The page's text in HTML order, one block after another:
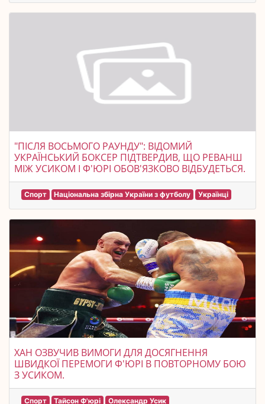
"ПІСЛЯ ВОСЬМОГО РАУНДУ": ВІДОМИЙ
УКРАЇНСЬКИЙ БОКСЕР ПІДТВЕРДИВ, ЩО РЕВАНШ
МІЖ УСИКОМ І Ф'ЮРІ ОБОВ'ЯЗКОВО ВІДБУДЕТЬСЯ.
Спорт Національна збірна України з футболу Українці
ХАН ОЗВУЧИВ ВИМОГИ ДЛЯ ДОСЯГНЕННЯ
ШВИДКОЇ ПЕРЕМОГИ Ф'ЮРІ В ПОВТОРНОМУ БОЮ
З УСИКОМ.
Спорт Тайсон Ф'юрі Олександр Усик